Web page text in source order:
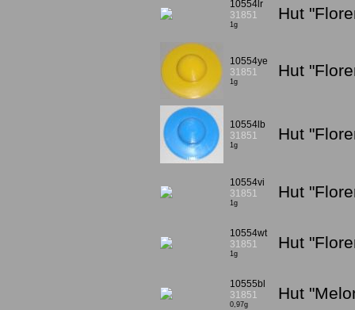
10554lr
31851
1g
Hut
10554ye
31851
1g
Hut
10554lb
31851
1g
Hut
10554vi
31851
1g
Hut
10554wt
31851
1g
Hut
10555bl
31851
0,97g
Hut